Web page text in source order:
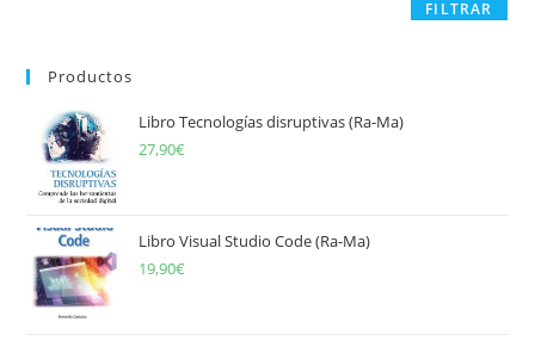
FILTRAR
Productos
Libro Tecnologías disruptivas (Ra-Ma)
27,90€
Libro Visual Studio Code (Ra-Ma)
19,90€